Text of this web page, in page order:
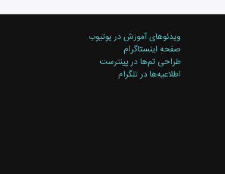
ویدئوهای آموزش در یوتیوب
صفحه اینستاگرام
طراحی تم‌ها در پینترست
اطلاعیه‌ها در تلگرام